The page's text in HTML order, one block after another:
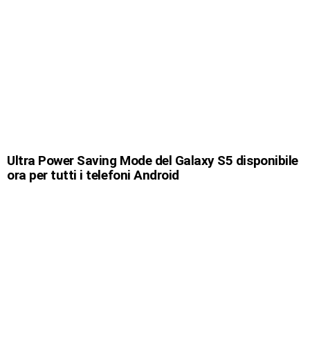
Ultra Power Saving Mode del Galaxy S5 disponibile
ora per tutti i telefoni Android